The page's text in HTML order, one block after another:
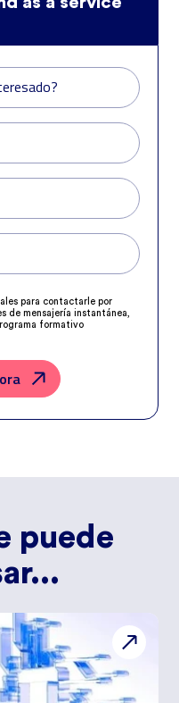
para contactarle por
de mensajería instantánea,
formativo
con las empresas que
de que estas puedan
y servicios de acuerdo a su
de acceso, rectificación,
puede